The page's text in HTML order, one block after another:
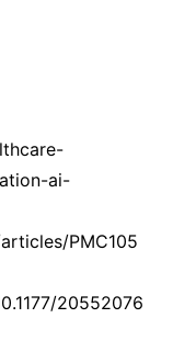
ai-
PMC105
20552076